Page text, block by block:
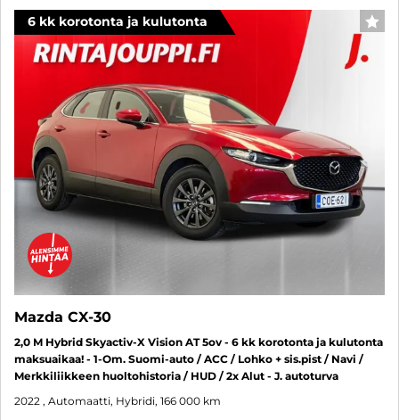
6 kk korotonta ja kulutonta
Mazda CX-30
2,0 M Hybrid Skyactiv-X Vision AT 5ov - 6 kk korotonta ja kulutonta
maksuaikaa! - 1-Om. Suomi-auto / ACC / Lohko + sis.pist / Navi /
Merkkiliikkeen huoltohistoria / HUD / 2x Alut - J. autoturva
2022 , Automaatti, Hybridi, 166 000 km